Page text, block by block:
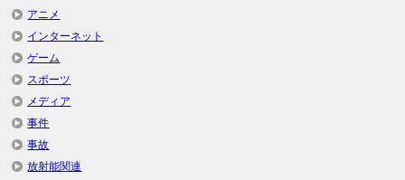
アニメ
インターネット
ゲーム
スポーツ
メディア
事件
事故
放射能関連